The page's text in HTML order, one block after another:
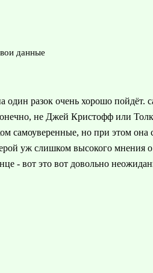
данные
один разок очень хорошо
не Джей Кристофф или
самоуверенные, но при этом она
уж слишком высокого мнения
- вот это вот довольно